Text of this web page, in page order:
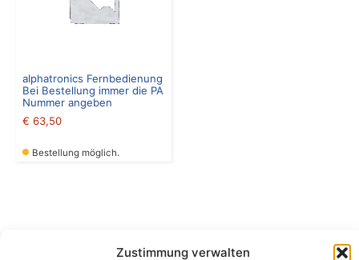
Zustimmung verwalten
alphatronics Fernbedienung
Bei Bestellung immer die PA
Nummer angeben
€ 63,50
Bestellung möglich.